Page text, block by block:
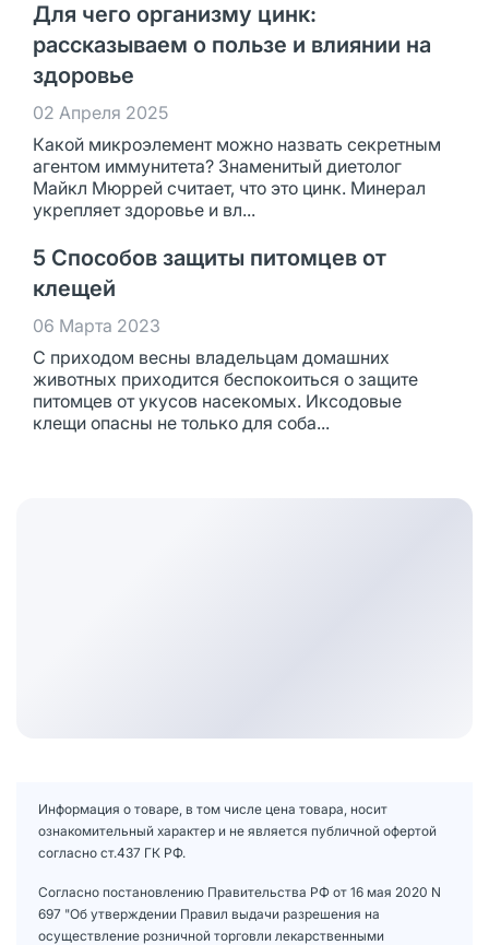
Для чего организму цинк:
рассказываем о пользе и влиянии на
здоровье
02 Апреля 2025
Какой микроэлемент можно назвать секретным
агентом иммунитета? Знаменитый диетолог
Майкл Мюррей считает, что это цинк. Минерал
укрепляет здоровье и вл...
5 Способов защиты питомцев от
клещей
06 Марта 2023
С приходом весны владельцам домашних
животных приходится беспокоиться о защите
питомцев от укусов насекомых. Иксодовые
клещи опасны не только для соба...
Информация о товаре, в том числе цена товара, носит
ознакомительный характер и не является публичной офертой
согласно ст.437 ГК РФ.
Согласно постановлению Правительства РФ от 16 мая 2020 N
697 "Об утверждении Правил выдачи разрешения на
осуществление розничной торговли лекарственными